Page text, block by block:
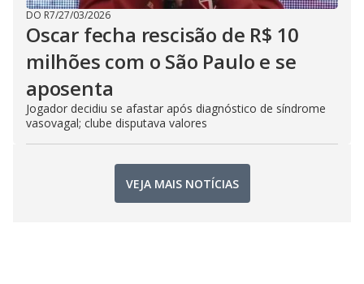
DO R7/27/03/2026
Oscar fecha rescisão de R$ 10
milhões com o São Paulo e se
aposenta
Jogador decidiu se afastar após diagnóstico de síndrome
vasovagal; clube disputava valores
VEJA MAIS NOTÍCIAS